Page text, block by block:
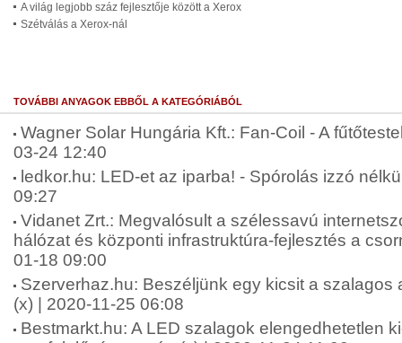
A világ legjobb száz fejlesztője között a Xerox
Szétválás a Xerox-nál
TOVÁBBI ANYAGOK EBBŐL A KATEGÓRIÁBÓL
Wagner Solar Hungária Kft.: Fan-Coil - A
03-24 12:40
ledkor.hu: LED-et az iparba! - Spórolás izzó
09:27
Vidanet Zrt.: Megvalósult a szélessavú
hálózat és központi infrastruktúra-fejlesztés a
01-18 09:00
Szerverhaz.hu: Beszéljünk egy kicsit a szalagos
(x) | 2020-11-25 06:08
Bestmarkt.hu: A LED szalagok elengedhetetlen